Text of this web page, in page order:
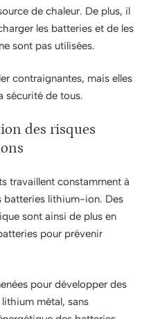
de chaleur. De plus, il
les batteries et de les
sont pas utilisées.
contraignantes, mais elles
sécurité de tous.
des risques
travaillent constamment à
batteries lithium-ion. Des
sont ainsi de plus en
pour prévenir
pour développer des
métal, sans